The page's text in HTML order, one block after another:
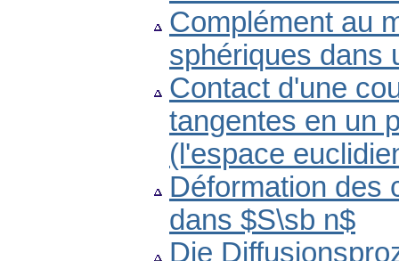
Complément au
sphériques dans
Contact d'une
tangentes en un
(l'espace
Déformation des
dans $S\sb n$
Die